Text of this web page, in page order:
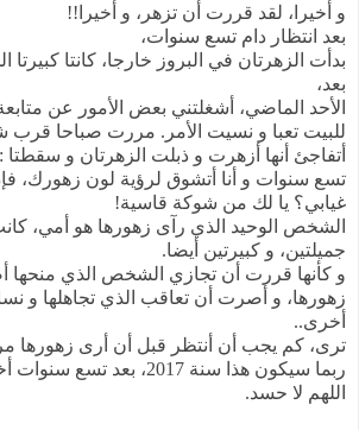
و أخيرا، لقد قررت أن تزهر، و أخيرا!!
بعد انتظار دام تسع سنوات،
بدأت الزهرتان في البروز خارجا، كانتا كبيرتا
بعد،
الأحد الماضي، أشغلتني بعض الأمور عن
للبيت تعبا و نسيت الأمر. مررت صباحا قرب
أتفاجئ أنها أزهرت و ذبلت الزهرتان و سقطتا :O
تسع سنوات و أنا أتشوق لرؤية لون زهورك،
غيابي؟ يا لك من شوكة قاسية!
الشخص الوحيد الذي رآى زهورها هو أمي،
جميلتين، و كبيرتين أيضا.
و كأنها قررت أن تجازي الشخص الذي منحها
زهورها، و أصرت أن تعاقب الذي تجاهلها و
أخرى..
ترى، كم يجب أن أنتظر قبل أن أرى زهورها
ربما سيكون هذا سنة 2017، بعد تسع سنوات أخرى،
اللهم لا حسد.